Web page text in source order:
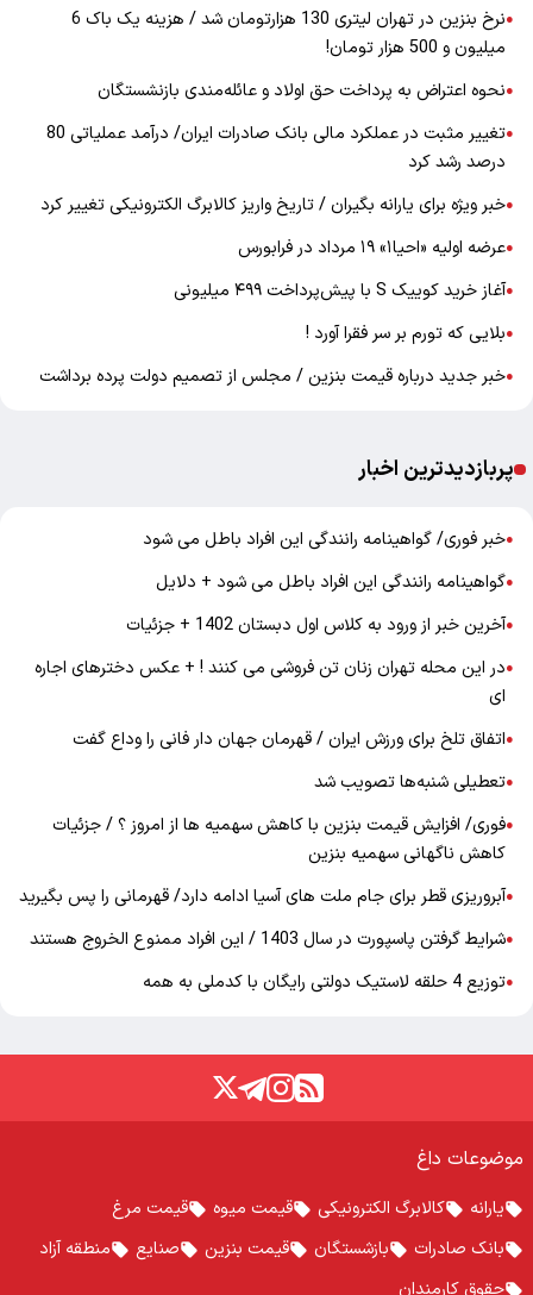
●
نرخ بنزین در تهران لیتری 130 هزارتومان شد / هزینه یک باک 6
میلیون و 500 هزار تومان!
●نحوه اعتراض به پرداخت حق اولاد و عائله‌مندی بازنشستگان
●
تغییر مثبت در عملکرد مالی بانک صادرات ایران/ درآمد عملیاتی 80
درصد رشد کرد
●خبر ویژه برای یارانه بگیران / تاریخ واریز کالابرگ الکترونیکی تغییر کرد
●عرضه اولیه «احیا۱» ۱۹ مرداد در فرابورس
●آغاز خرید کوییک S با پیش‌پرداخت ۴۹۹ میلیونی
●بلایی که تورم بر سر فقرا آورد !
●خبر جدید درباره قیمت بنزین / مجلس از تصمیم دولت پرده برداشت
پربازدیدترین اخبار
●خبر فوری/ گواهینامه رانندگی این افراد باطل می شود
●گواهینامه رانندگی این افراد باطل می شود + دلایل
●آخرین خبر از ورود به کلاس اول دبستان 1402 + جزئیات
●در این محله تهران زنان تن فروشی می کنند ! + عکس دخترهای اجاره
ای
●اتفاق تلخ برای ورزش ایران / قهرمان جهان دار فانی را وداع گفت
●تعطیلی شنبه‌ها تصویب شد
●فوری/ افزایش قیمت بنزین با کاهش سهمیه ها از امروز ؟ / جزئیات
کاهش ناگهانی سهمیه بنزین
●آبروریزی قطر برای جام ملت های آسیا ادامه دارد/ قهرمانی را پس بگیرید
●شرایط گرفتن پاسپورت در سال 1403 / این افراد ممنوع الخروج هستند
●توزیع 4 حلقه لاستیک دولتی رایگان با کدملی به همه
موضوعات داغ
یارانه کالابرگ الکترونیکی قیمت میوه
قیمت مرغ
بانک صادرات
بازشستگان قیمت بنزین صنایع
منطقه آزاد
حقوق کارمندان